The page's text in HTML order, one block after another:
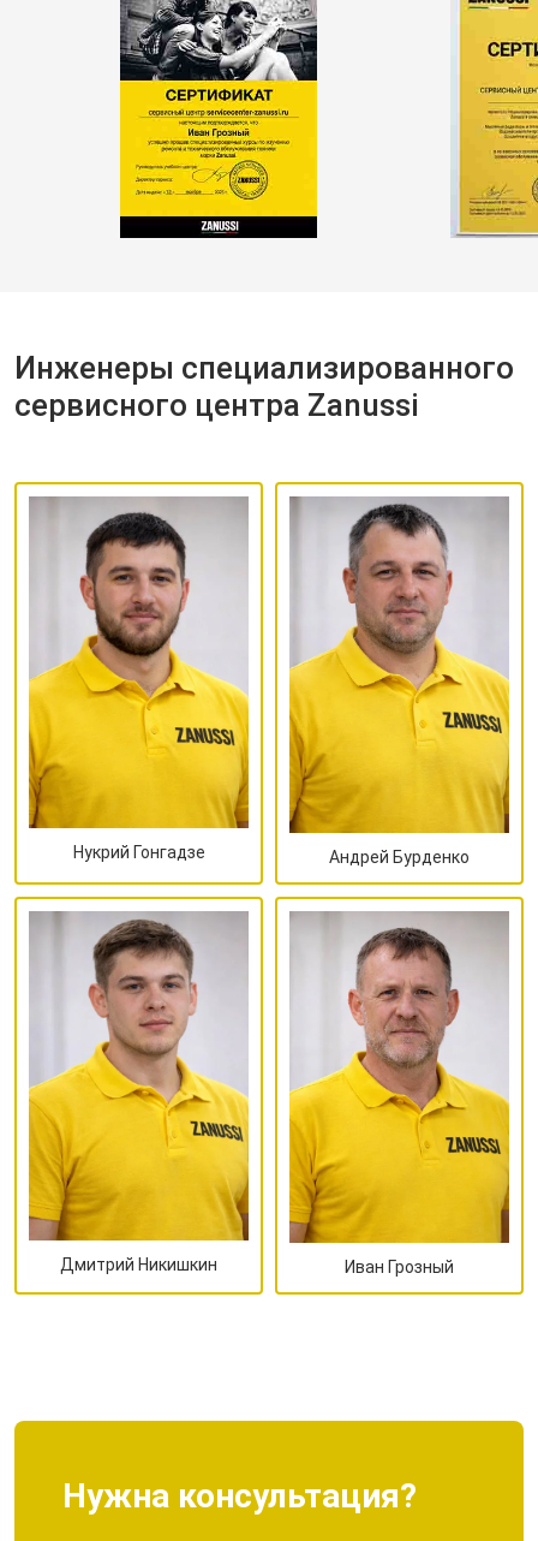
Инженеры специализированного
сервисного центра Zanussi
Нукрий Гонгадзе Андрей Бурденко
Дмитрий Никишкин Иван Грозный
Нужна консультация?